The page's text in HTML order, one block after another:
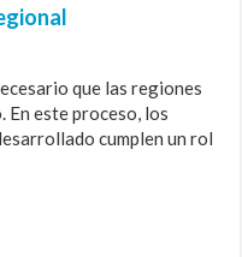
que las regiones
este proceso, los
cumplen un rol